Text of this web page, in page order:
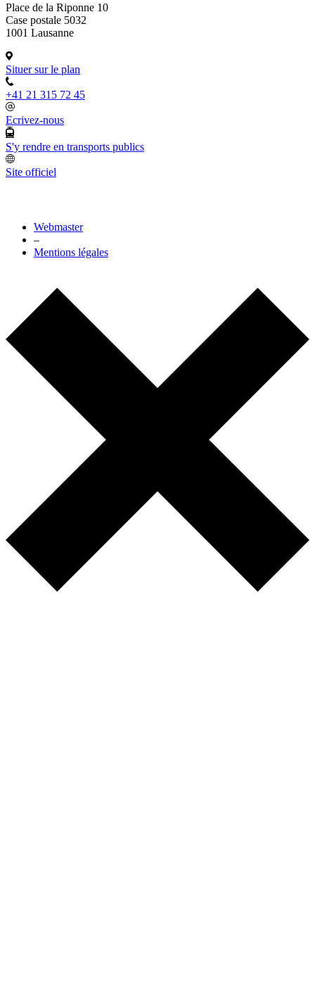
Place de la Riponne 10
Case postale 5032
1001 Lausanne
Situer sur le plan
+41 21 315 72 45
Ecrivez-nous
S'y rendre en transports publics
Site officiel
Webmaster
–
Mentions légales